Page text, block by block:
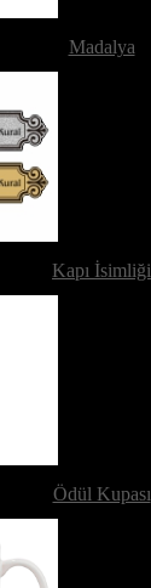
Madalya
Kapı İsimliği
Ödül Kupası